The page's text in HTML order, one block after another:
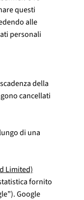
questi
alle
personali
della
cancellati
di una
Limited)
fornito
Google